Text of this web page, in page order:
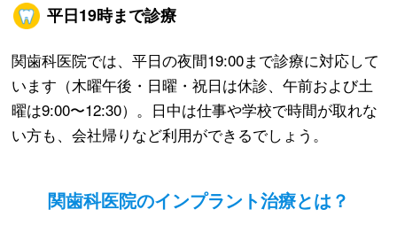
平日19時まで診療
関歯科医院では、平日の夜間19:00まで診療に対応して
います（木曜午後・日曜・祝日は休診、午前および土
曜は9:00〜12:30）。日中は仕事や学校で時間が取れな
い方も、会社帰りなど利用ができるでしょう。
関歯科医院のインプラント治療とは？